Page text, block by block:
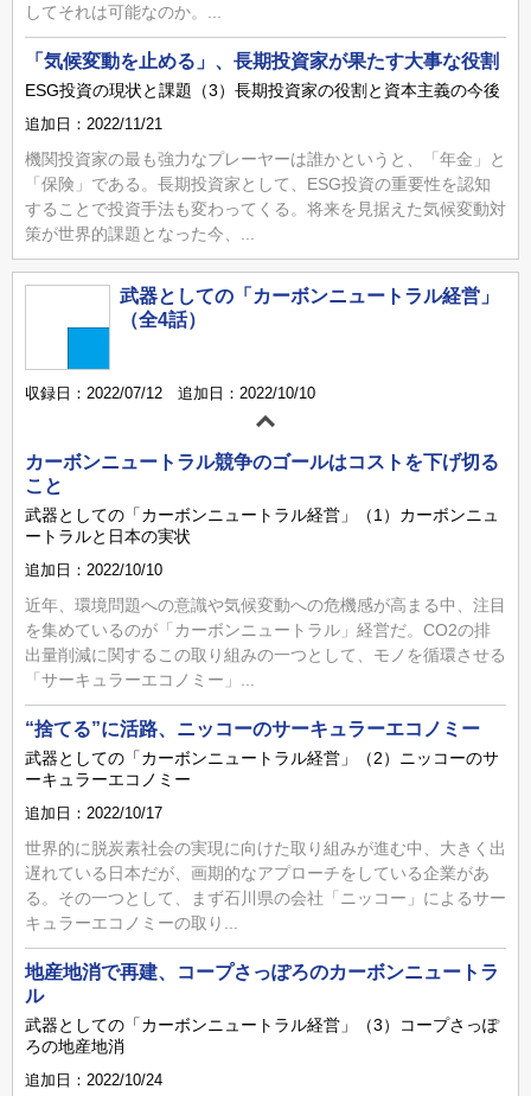
してそれは可能なのか。...
「気候変動を止める」、長期投資家が果たす大事な役割
ESG投資の現状と課題（3）長期投資家の役割と資本主義の今後
追加日：2022/11/21
機関投資家の最も強力なプレーヤーは誰かというと、「年金」と
「保険」である。長期投資家として、ESG投資の重要性を認知
することで投資手法も変わってくる。将来を見据えた気候変動対
策が世界的課題となった今、...
武器としての「カーボンニュートラル経営」
（全4話）
収録日：2022/07/12 追加日：2022/10/10
カーボンニュートラル競争のゴールはコストを下げ切る
こと
武器としての「カーボンニュートラル経営」（1）カーボンニュ
ートラルと日本の実状
追加日：2022/10/10
近年、環境問題への意識や気候変動への危機感が高まる中、注目
を集めているのが「カーボンニュートラル」経営だ。CO2の排
出量削減に関するこの取り組みの一つとして、モノを循環させる
「サーキュラーエコノミー」...
“捨てる”に活路、ニッコーのサーキュラーエコノミー
武器としての「カーボンニュートラル経営」（2）ニッコーのサ
ーキュラーエコノミー
追加日：2022/10/17
世界的に脱炭素社会の実現に向けた取り組みが進む中、大きく出
遅れている日本だが、画期的なアプローチをしている企業があ
る。その一つとして、まず石川県の会社「ニッコー」によるサー
キュラーエコノミーの取り...
地産地消で再建、コープさっぽろのカーボンニュートラ
ル
武器としての「カーボンニュートラル経営」（3）コープさっぽ
ろの地産地消
追加日：2022/10/24